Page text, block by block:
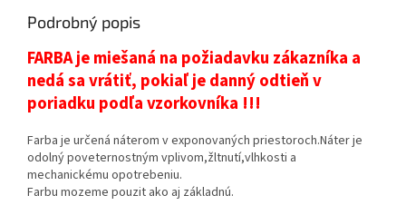
Podrobný popis
FARBA je miešaná na požiadavku zákazníka a
nedá sa vrátiť, pokiaľ je danný odtieň v
poriadku podľa vzorkovníka !!!
Farba je určená náterom v exponovaných priestoroch.Náter je
odolný poveternostným vplivom,žltnutí,vlhkosti a
mechanickému opotrebeniu.
Farbu mozeme pouzit ako aj základnú.